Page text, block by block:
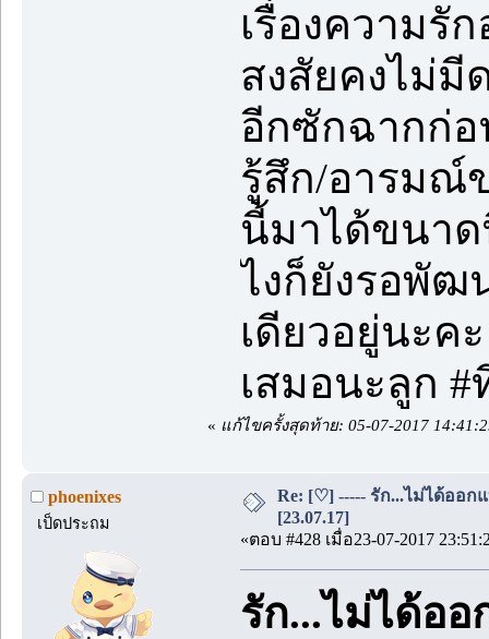
เรื่องความรั
สงสัยคงไม่มี
อีกซักฉากก่อ
รู้สึก/อารมณ์
นี้มาได้ขนาด
ไงก็ยังรอพัฒ
เดียวอยู่นะค
เสมอนะลูก
« แก้ไขครั้งสุดท้าย: 05-07-2017
phoenixes
เป็ดประถม
Re: [♡] ----- รัก...ไม่ได้ออกแ
[23.07.17]
«ตอบ #428 เมื่อ23-07-2017
รัก...ไม่ได้อ